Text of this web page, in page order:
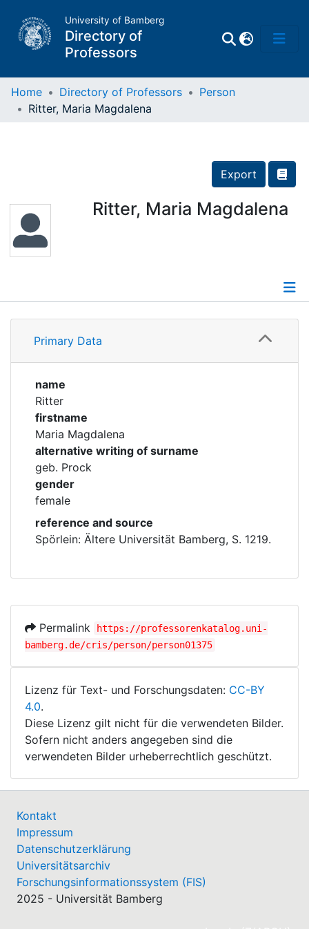
University of Bamberg
Directory of
Professors
Places
Corporations
registry
Home Directory of Professors
Person
Ritter, Maria Magdalena
Export
Ritter, Maria Magdalena
Profile
Primary Data
name
Ritter
firstname
Maria Magdalena
alternative writing of surname
geb. Prock
gender
female
reference and source
Spörlein: Ältere Universität Bamberg, S. 1219.
Permalink
https://professorenkatalog.uni-
bamberg.de/cris/person/person01375
Lizenz für Text- und Forschungsdaten: CC-BY
4.0.
Diese Lizenz gilt nicht für die verwendeten Bilder.
Sofern nicht anders angegeben sind die
verwendeten Bilder urheberrechtlich geschützt.
Kontakt
Impressum
Datenschutzerklärung
Universitätsarchiv
Forschungsinformationssystem (FIS)
2025 - Universität Bamberg